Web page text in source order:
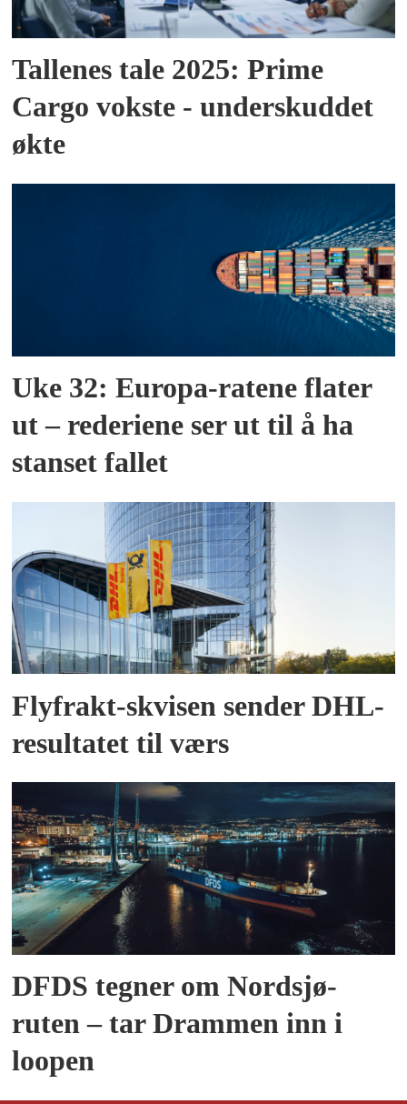
Tallenes tale 2025: Prime
Cargo vokste - underskuddet
økte
Uke 32: Europa-ratene flater
ut – rederiene ser ut til å ha
stanset fallet
Flyfrakt-skvisen sender DHL-
resultatet til værs
DFDS tegner om Nordsjø-
ruten – tar Drammen inn i
loopen